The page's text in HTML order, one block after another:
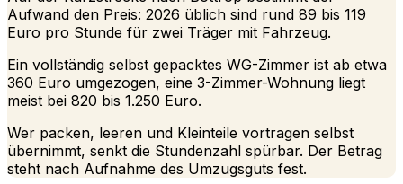
Aufwand den Preis: 2026 üblich sind rund 89 bis 119
Euro pro Stunde für zwei Träger mit Fahrzeug.
Ein vollständig selbst gepacktes WG-Zimmer ist ab etwa
360 Euro umgezogen, eine 3-Zimmer-Wohnung liegt
meist bei 820 bis 1.250 Euro.
Wer packen, leeren und Kleinteile vortragen selbst
übernimmt, senkt die Stundenzahl spürbar. Der Betrag
steht nach Aufnahme des Umzugsguts fest.